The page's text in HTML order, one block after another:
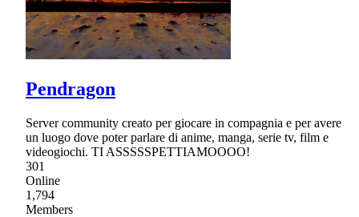
Pendragon
Server community creato per giocare in compagnia e per avere
un luogo dove poter parlare di anime, manga, serie tv, film e
videogiochi. TI ASSSSSPETTIAMOOOO!
301
Online
1,794
Members